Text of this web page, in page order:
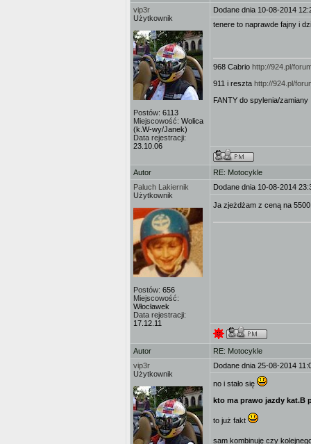
vip3r
Użytkownik
Postów: 6113
Miejscowość: Wolica
(k.W-wy/Janek)
Data rejestracji:
23.10.06
Dodane dnia 10-08-2014
tenere to naprawde fajny i
968 Cabrio http://924.pl/
911 i reszta http://924.pl/
FANTY do spylenia/
Autor
RE: Motocykle
Paluch Lakiernik
Użytkownik
Postów: 656
Miejscowość:
Włocławek
Data rejestracji:
17.12.11
Dodane dnia 10-08-2014
Ja zjeżdżam z ceną na
Autor
RE: Motocykle
vip3r
Użytkownik
Dodane dnia 25-08-2014
no i stało się
kto ma prawo jazdy kat.B
to już fakt
sam kombinuję czy